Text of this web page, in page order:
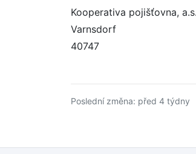
Kooperativa pojišťovna,
Varnsdorf
40747
Poslední změna: před 4 týdny